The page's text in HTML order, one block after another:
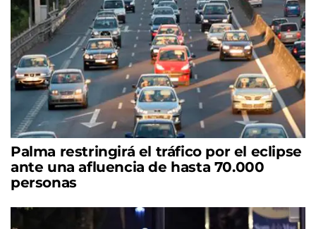
Palma restringirá el tráfico por el eclipse
ante una afluencia de hasta 70.000
personas